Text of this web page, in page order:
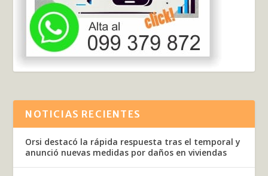
NOTICIAS RECIENTES
Orsi destacó la rápida respuesta tras el temporal y
anunció nuevas medidas por daños en viviendas